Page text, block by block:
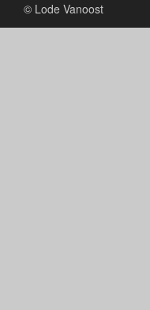
© Lode Vanoost